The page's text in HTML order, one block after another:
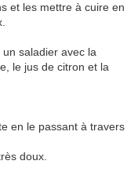
et les mettre à cuire en
saladier avec la
le jus de citron et la
en le passant à travers
doux.